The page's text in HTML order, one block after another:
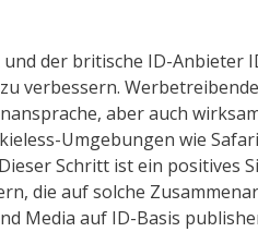
der britische ID-Anbieter
verbessern.
aber auch
Umgebungen wie
Schritt ist ein positives
die auf solche
Media auf ID-Basis